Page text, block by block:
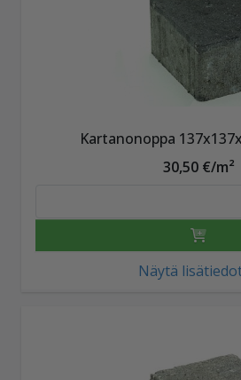
Kartanonoppa
30,50 €/m²
Näytä